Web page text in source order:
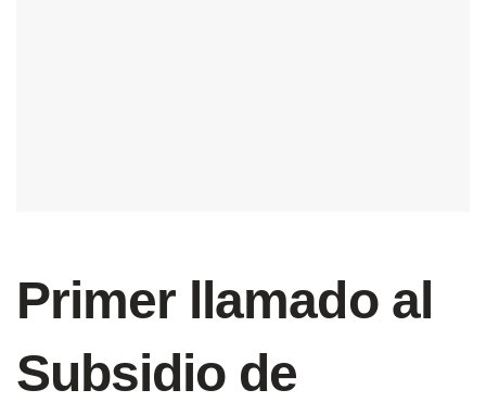
Primer llamado al
Subsidio de